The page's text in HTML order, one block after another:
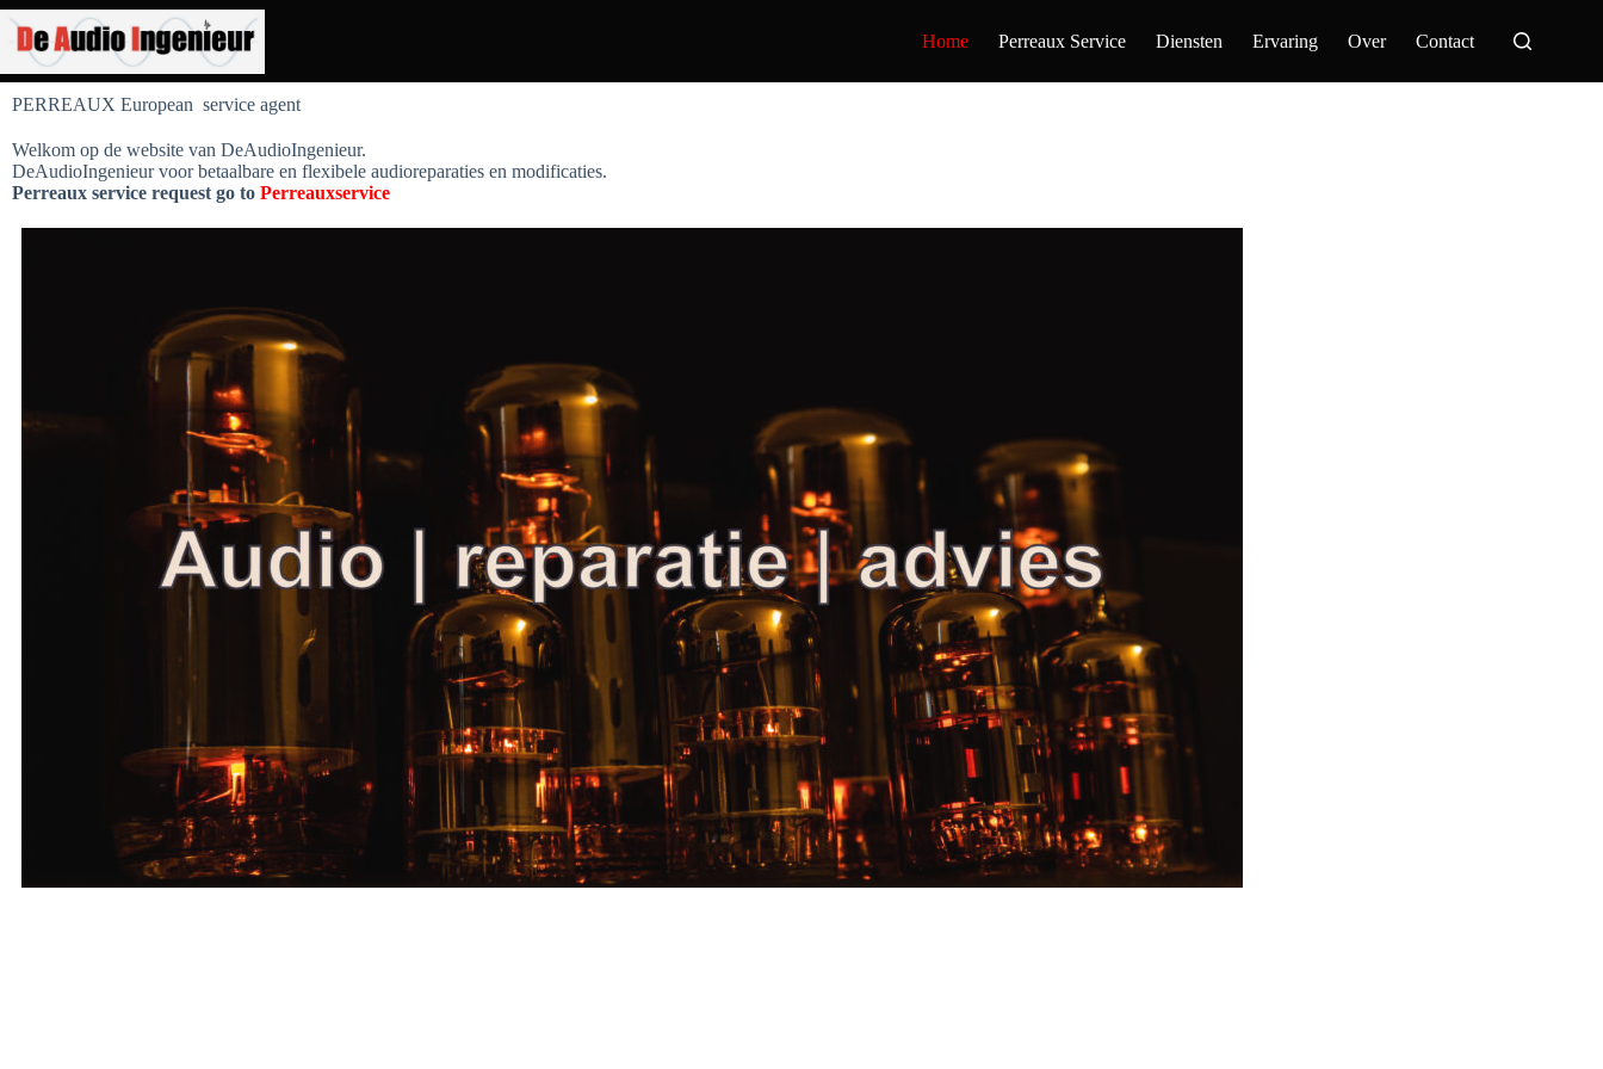
Home Perreaux Service Diensten Ervaring Over Contact
PERREAUX European service agent
Welkom op de website van DeAudioIngenieur.
DeAudioIngenieur voor betaalbare en flexibele audioreparaties en modificaties.
Perreaux service request go to Perreauxservice